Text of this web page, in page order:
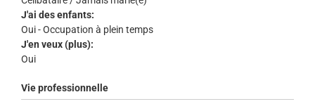
J'ai des enfants:
Oui - Occupation à plein temps
J'en veux (plus):
Oui
Vie professionnelle